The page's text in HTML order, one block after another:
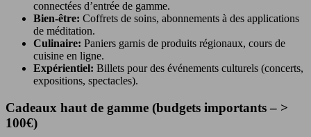
connectées d’entrée de gamme.
Bien-être: Coffrets de soins, abonnements à des applications
de méditation.
Culinaire: Paniers garnis de produits régionaux, cours de
cuisine en ligne.
Expérientiel: Billets pour des événements culturels (concerts,
expositions, spectacles).
Cadeaux haut de gamme (budgets importants – >
100€)